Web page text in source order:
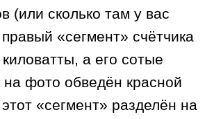
(или сколько там у вас
«сегмент» счётчика
а его сотые
фото обведён красной
«сегмент» разделён на